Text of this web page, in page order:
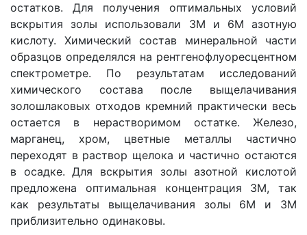
остатков. Для получения оптимальных условий
вскрытия золы использовали 3М и 6М азотную
кислоту. Химический состав минеральной части
образцов определялся на рентгенофлуоресцентном
спектрометре. По результатам исследований
химического состава после выщелачивания
золошлаковых отходов кремний практически весь
остается в нерастворимом остатке. Железо,
марганец, хром, цветные металлы частично
переходят в раствор щелока и частично остаются
в осадке. Для вскрытия золы азотной кислотой
предложена оптимальная концентрация 3М, так
как результаты выщелачивания золы 6M и 3М
приблизительно одинаковы.